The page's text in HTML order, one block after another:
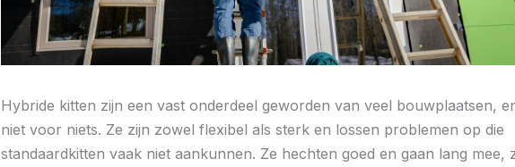
Hybride kitten zijn een vast onderdeel geworden van veel bouwplaatsen,
niet voor niets. Ze zijn zowel flexibel als sterk en lossen problemen op die
standaardkitten vaak niet aankunnen. Ze hechten goed en gaan lang mee,